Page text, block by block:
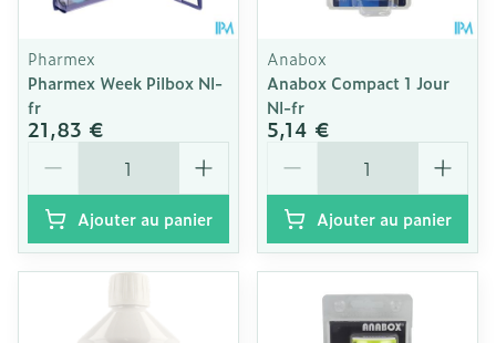
Pharmex
Pharmex Week Pilbox Nl-
fr
21,83 €
Ajouter au panier
Anabox
Anabox Compact 1 Jour
Nl-fr
5,14 €
Ajouter au panier